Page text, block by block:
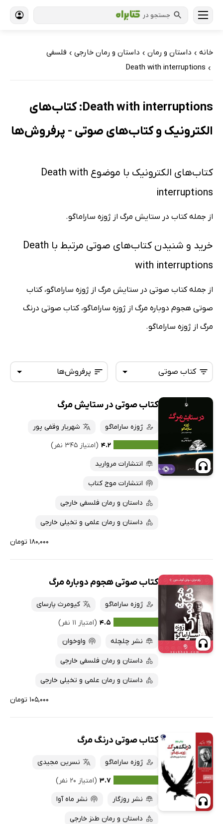
جستجو در
خانه › داستان و رمان › داستان و رمان خارجی › فلسفی
›
Death with interruptions
Death with interruptions: کتاب‌های
الکترونیک و کتاب‌های صوتی - پرفروش‌ها
کتاب‌های الکترونیک با موضوع Death with
interruptions
از جمله کتاب در ستایش مرگ از ژوزه ساراماگو.
خرید و شنیدن کتاب‌های صوتی مرتبط با Death
with interruptions
از جمله کتاب صوتی در ستایش مرگ از ژوزه ساراماگو، کتاب
صوتی هجوم دوباره مرگ از ژوزه ساراماگو، کتاب صوتی درنگ
مرگ از ژوزه ساراماگو.
پرفروش‌ها
تازه‌ها
داغ‌ترین‌ها
پرفروش‌ها
پربحث‌ها
ارزان ترین‌ها
کتاب صوتی
همه کتاب‌ها
کتاب‌های صوتی
کتاب‌های متنی
کتاب صوتی در ستایش مرگ
ژوزه ساراماگو
شهریار وقفی پور
۴.۲ (امتیاز ۳۴۵ نفر)
انتشارات مروارید
انتشارات موج کتاب
داستان و رمان فلسفی خارجی
داستان و رمان علمی و تخیلی خارجی
۱۸۰,۰۰۰ تومان
کتاب صوتی هجوم دوباره مرگ
ژوزه ساراماگو
کیومرث پارسای
۴.۵ (امتیاز ۱۱ نفر)
نشر چلچله
واوخوان
داستان و رمان فلسفی خارجی
داستان و رمان علمی و تخیلی خارجی
۱۰۵,۰۰۰ تومان
کتاب صوتی درنگ مرگ
ژوزه ساراماگو
نسرین مجیدی
۳.۷ (امتیاز ۲۰ نفر)
نشر روزگار
نشر ماه آوا
داستان و رمان طنز خارجی